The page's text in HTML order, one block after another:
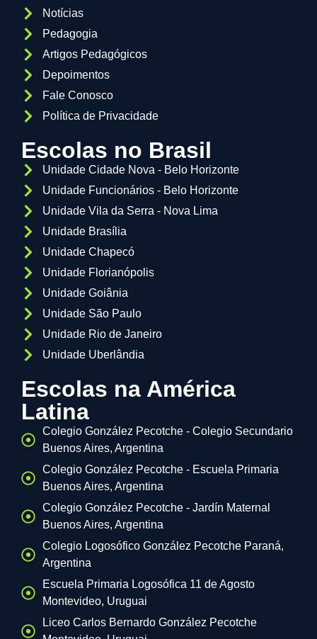
Notícias
Pedagogia
Artigos Pedagógicos
Depoimentos
Fale Conosco
Política de Privacidade
Escolas no Brasil
Unidade Cidade Nova - Belo Horizonte
Unidade Funcionários - Belo Horizonte
Unidade Vila da Serra - Nova Lima
Unidade Brasília
Unidade Chapecó
Unidade Florianópolis
Unidade Goiânia
Unidade São Paulo
Unidade Rio de Janeiro
Unidade Uberlândia
Escolas na América
Latina
Colegio González Pecotche - Colegio Secundario
Buenos Aires, Argentina
Colegio González Pecotche - Escuela Primaria
Buenos Aires, Argentina
Colegio González Pecotche - Jardín Maternal
Buenos Aires, Argentina
Colegio Logosófico González Pecotche Paraná,
Argentina
Escuela Primaria Logosófica 11 de Agosto
Montevideo, Uruguai
Liceo Carlos Bernardo González Pecotche